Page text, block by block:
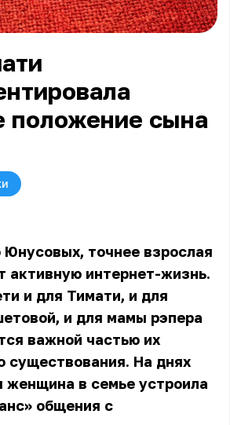
положение сына
Юнусовых, точнее взрослая
активную интернет-жизнь.
и для Тимати, и для
и для мамы рэпера
важной частью их
существования. На днях
женщина в семье устроила
общения с